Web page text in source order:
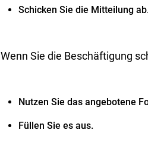
Schicken Sie die Mitteilung
Wenn Sie die Beschäftigung
Nutzen Sie das angebotene
Füllen Sie es aus.